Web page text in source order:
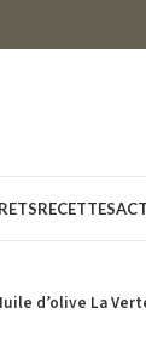
RECETTES
d’olive La